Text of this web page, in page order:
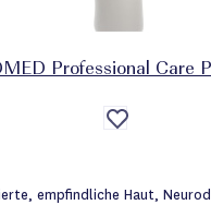
Professional Care
Auf
die
empfindliche Haut,